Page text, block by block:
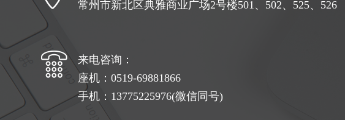
常州市新北区典雅商业广场2号楼501、502、525、526
来电咨询：
座机：0519-69881866
手机：13775225976(微信同号)